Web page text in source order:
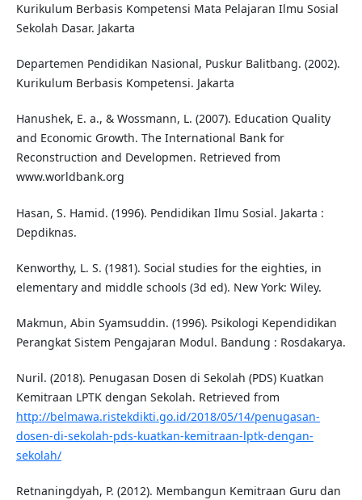
Kurikulum Berbasis Kompetensi Mata Pelajaran Ilmu Sosial
Sekolah Dasar. Jakarta
Departemen Pendidikan Nasional, Puskur Balitbang. (2002).
Kurikulum Berbasis Kompetensi. Jakarta
Hanushek, E. a., & Wossmann, L. (2007). Education Quality
and Economic Growth. The International Bank for
Reconstruction and Developmen. Retrieved from
www.worldbank.org
Hasan, S. Hamid. (1996). Pendidikan Ilmu Sosial. Jakarta :
Depdiknas.
Kenworthy, L. S. (1981). Social studies for the eighties, in
elementary and middle schools (3d ed). New York: Wiley.
Makmun, Abin Syamsuddin. (1996). Psikologi Kependidikan
Perangkat Sistem Pengajaran Modul. Bandung : Rosdakarya.
Nuril. (2018). Penugasan Dosen di Sekolah (PDS) Kuatkan
Kemitraan LPTK dengan Sekolah. Retrieved from
http://belmawa.ristekdikti.go.id/2018/05/14/penugasan-
dosen-di-sekolah-pds-kuatkan-kemitraan-lptk-dengan-
sekolah/
Retnaningdyah, P. (2012). Membangun Kemitraan Guru dan